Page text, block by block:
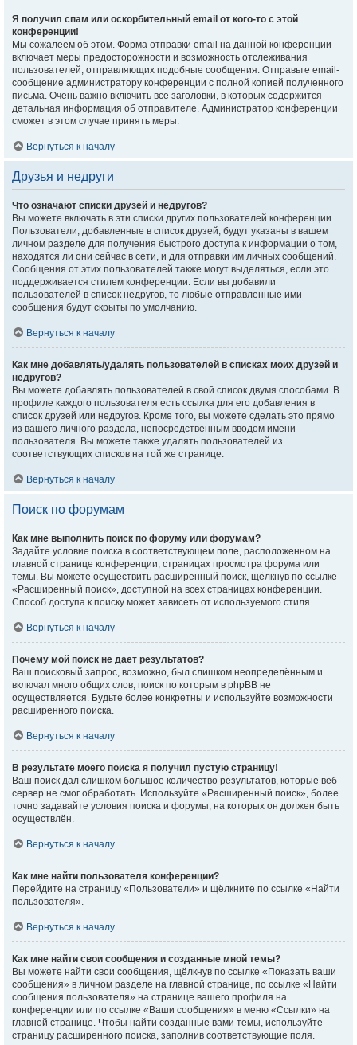
Я получил спам или оскорбительный email от кого-то с этой
конференции!
Мы сожалеем об этом. Форма отправки email на данной конференции
включает меры предосторожности и возможность отслеживания
пользователей, отправляющих подобные сообщения. Отправьте email-
сообщение администратору конференции с полной копией полученного
письма. Очень важно включить все заголовки, в которых содержится
детальная информация об отправителе. Администратор конференции
сможет в этом случае принять меры.
Вернуться к началу
Друзья и недруги
Что означают списки друзей и недругов?
Вы можете включать в эти списки других пользователей конференции.
Пользователи, добавленные в список друзей, будут указаны в вашем
личном разделе для получения быстрого доступа к информации о том,
находятся ли они сейчас в сети, и для отправки им личных сообщений.
Сообщения от этих пользователей также могут выделяться, если это
поддерживается стилем конференции. Если вы добавили
пользователей в список недругов, то любые отправленные ими
сообщения будут скрыты по умолчанию.
Вернуться к началу
Как мне добавлять/удалять пользователей в списках моих друзей и
недругов?
Вы можете добавлять пользователей в свой список двумя способами. В
профиле каждого пользователя есть ссылка для его добавления в
список друзей или недругов. Кроме того, вы можете сделать это прямо
из вашего личного раздела, непосредственным вводом имени
пользователя. Вы можете также удалять пользователей из
соответствующих списков на той же странице.
Вернуться к началу
Поиск по форумам
Как мне выполнить поиск по форуму или форумам?
Задайте условие поиска в соответствующем поле, расположенном на
главной странице конференции, страницах просмотра форума или
темы. Вы можете осуществить расширенный поиск, щёлкнув по ссылке
«Расширенный поиск», доступной на всех страницах конференции.
Способ доступа к поиску может зависеть от используемого стиля.
Вернуться к началу
Почему мой поиск не даёт результатов?
Ваш поисковый запрос, возможно, был слишком неопределённым и
включал много общих слов, поиск по которым в phpBB не
осуществляется. Будьте более конкретны и используйте возможности
расширенного поиска.
Вернуться к началу
В результате моего поиска я получил пустую страницу!
Ваш поиск дал слишком большое количество результатов, которые веб-
сервер не смог обработать. Используйте «Расширенный поиск», более
точно задавайте условия поиска и форумы, на которых он должен быть
осуществлён.
Вернуться к началу
Как мне найти пользователя конференции?
Перейдите на страницу «Пользователи» и щёлкните по ссылке «Найти
пользователя».
Вернуться к началу
Как мне найти свои сообщения и созданные мной темы?
Вы можете найти свои сообщения, щёлкнув по ссылке «Показать ваши
сообщения» в личном разделе на главной странице, по ссылке «Найти
сообщения пользователя» на странице вашего профиля на
конференции или по ссылке «Ваши сообщения» в меню «Ссылки» на
главной странице. Чтобы найти созданные вами темы, используйте
страницу расширенного поиска, заполнив соответствующие поля.